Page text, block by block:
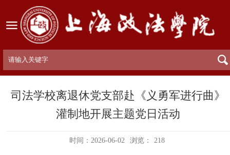
司法学校离退休党支部赴《义勇军进行曲》
灌制地开展主题党日活动
时间：2026-06-02 浏览： 218